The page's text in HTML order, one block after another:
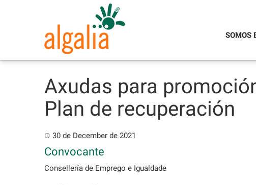
SOMOS
Axudas para
Plan de recuperación
30 de December de 2021
Convocante
Consellería de Emprego e Igualdade